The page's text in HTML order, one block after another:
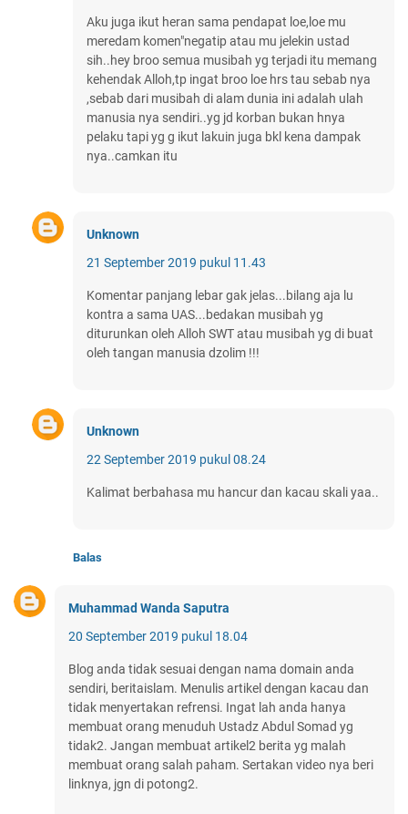
Aku juga ikut heran sama pendapat loe,loe mu
meredam komen"negatip atau mu jelekin ustad
sih..hey broo semua musibah yg terjadi itu memang
kehendak Alloh,tp ingat broo loe hrs tau sebab nya
,sebab dari musibah di alam dunia ini adalah ulah
manusia nya sendiri..yg jd korban bukan hnya
pelaku tapi yg g ikut lakuin juga bkl kena dampak
nya..camkan itu
Unknown
21 September 2019 pukul 11.43
Komentar panjang lebar gak jelas...bilang aja lu
kontra a sama UAS...bedakan musibah yg
diturunkan oleh Alloh SWT atau musibah yg di buat
oleh tangan manusia dzolim !!!
Unknown
22 September 2019 pukul 08.24
Kalimat berbahasa mu hancur dan kacau skali yaa..
Balas
Muhammad Wanda Saputra
20 September 2019 pukul 18.04
Blog anda tidak sesuai dengan nama domain anda
sendiri, beritaislam. Menulis artikel dengan kacau dan
tidak menyertakan refrensi. Ingat lah anda hanya
membuat orang menuduh Ustadz Abdul Somad yg
tidak2. Jangan membuat artikel2 berita yg malah
membuat orang salah paham. Sertakan video nya beri
linknya, jgn di potong2.